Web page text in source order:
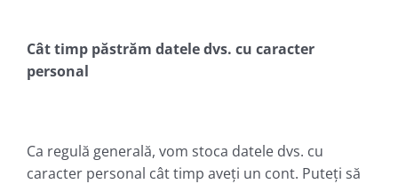
Cât timp păstrăm datele dvs. cu caracter
personal
Ca regulă generală, vom stoca datele dvs. cu
caracter personal cât timp aveți un cont. Puteți să